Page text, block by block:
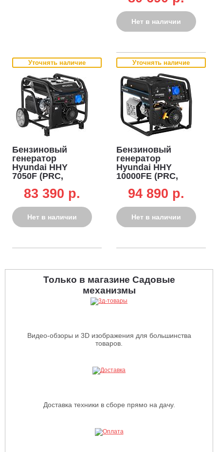
электро стартер,
комплект колёс,
94 кг)Нет в наличии
Уточнять наличие
Бензиновый
генератор
Hyundai HHY
7050F (PRC,
5,0/5,5 кВт, 25 л,
комплект колёс,
94 кг)
83 390 p.
Нет в наличии
Уточнять наличие
Бензиновый
генератор
Hyundai HHY
10000FE (PRC,
7,5/8 кВт, 25 л,
стартер, 89,5 кг)
94 890 p.
Нет в наличии
Только в магазине Садовые
механизмы
Видео-обзоры и 3D изображения для большинства
товаров.
Доставка техники в сборе прямо на дачу.